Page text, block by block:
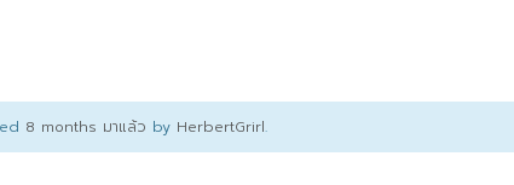
8 months มาแล้ว by HerbertGrirl.